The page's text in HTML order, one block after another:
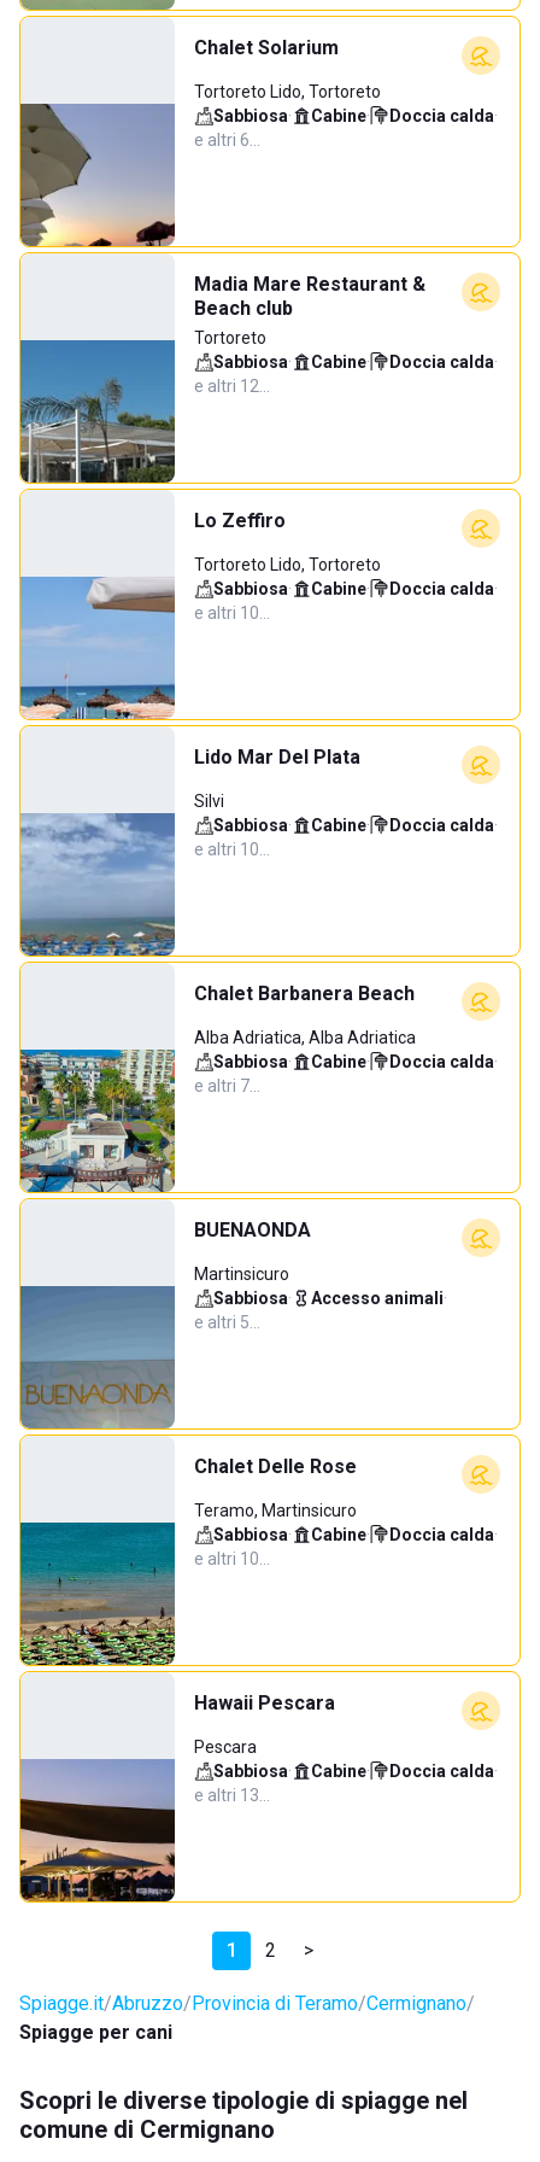
Chalet Solarium
Tortoreto Lido, Tortoreto
Sabbiosa· Cabine· Doccia calda·
e altri 6…
Madia Mare Restaurant &
Beach club
Tortoreto
Sabbiosa· Cabine· Doccia calda·
e altri 12…
Lo Zeffiro
Tortoreto Lido, Tortoreto
Sabbiosa· Cabine· Doccia calda·
e altri 10…
Lido Mar Del Plata
Silvi
Sabbiosa· Cabine· Doccia calda·
e altri 10…
Chalet Barbanera Beach
Alba Adriatica, Alba Adriatica
Sabbiosa· Cabine· Doccia calda·
e altri 7…
BUENAONDA
Martinsicuro
Sabbiosa· Accesso animali·
e altri 5…
Chalet Delle Rose
Teramo, Martinsicuro
Sabbiosa· Cabine· Doccia calda·
e altri 10…
Hawaii Pescara
Pescara
Sabbiosa· Cabine· Doccia calda·
e altri 13…
1 2 >
Spiagge.it Abruzzo Provincia di Teramo Cermignano
Spiagge per cani
Scopri le diverse tipologie di spiagge nel
comune di Cermignano